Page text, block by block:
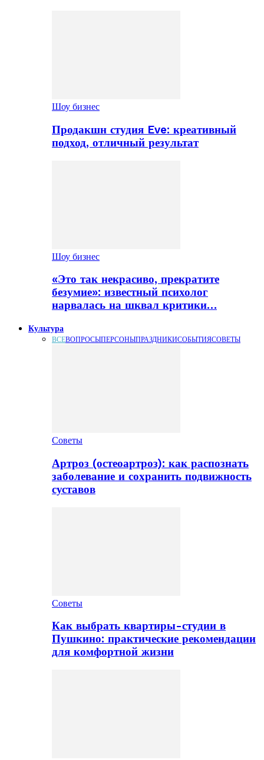
Шоу бизнес
Продакшн студия Eve: креативный
подход, отличный результат
Шоу бизнес
«Это так некрасиво, прекратите
безумие»: известный психолог
нарвалась на шквал критики…
Культура
ВСЕВОПРОСЫПЕРСОНЫПРАЗДНИКИСОБЫТИЯСОВЕТЫ
Советы
Артроз (остеоартроз): как распознать
заболевание и сохранить подвижность
суставов
Советы
Как выбрать квартиры-студии в
Пушкино: практические рекомендации
для комфортной жизни